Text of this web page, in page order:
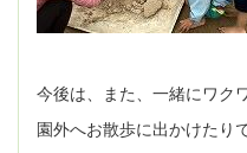
今後は、また、一緒にワク
園外へお散歩に出かけたり